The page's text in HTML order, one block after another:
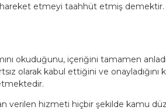
etmeyi taahhüt etmiş
okuduğunu, içeriğini tamamen
olarak kabul ettiğini ve
verilen hizmeti hiçbir şekilde kamu